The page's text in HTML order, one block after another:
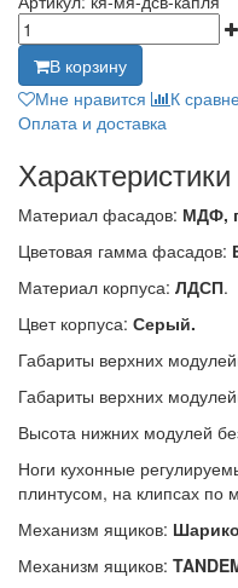
В корзину
Мне нравится
К
Оплата и доставка
Характеристики
Материал фасадов: МДФ,
Цветовая гамма фасадов:
Материал корпуса: ЛДСП.
Цвет корпуса: Серый.
Габариты верхних
Габариты верхних
Высота нижних модулей
Ноги кухонные
плинтусом, на клипсах по
Механизм ящиков:
Механизм ящиков: